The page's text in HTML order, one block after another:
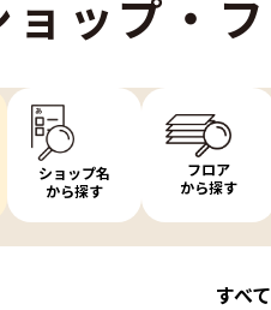
ョップ・
ショップ名
から探す
フロア
から探す
すべて